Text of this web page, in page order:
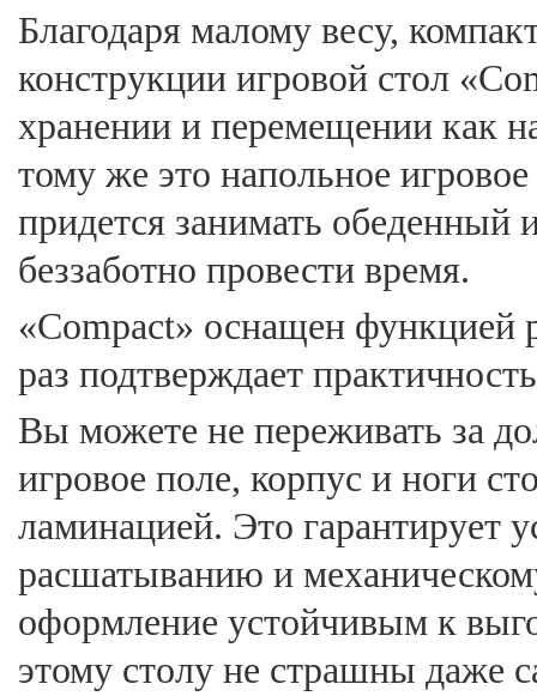
Благодаря малому весу,
конструкции игровой стол
хранении и перемещении как
тому же это напольное
придется занимать обеденный
беззаботно провести время.
«Compact» оснащен функцией
раз подтверждает
Вы можете не переживать за
игровое поле, корпус и ноги
ламинацией. Это гарантирует
расшатыванию и
оформление устойчивым к
этому столу не страшны даже